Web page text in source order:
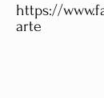
https://
arte